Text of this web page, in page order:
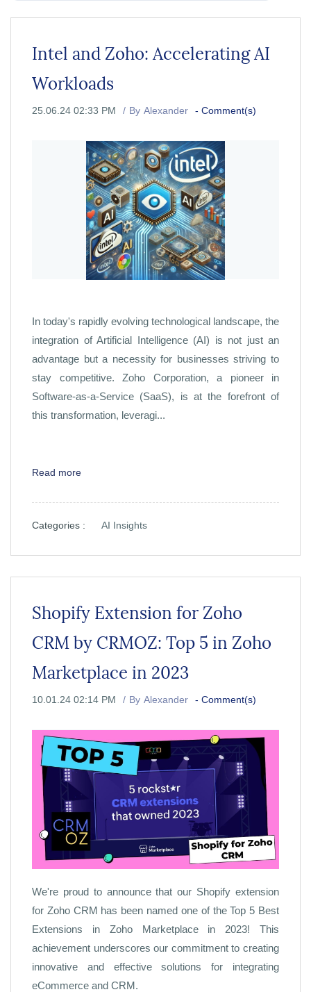
Intel and Zoho: Accelerating AI
Workloads
25.06.24 02:33 PM By Alexander - Comment(s)
In today's rapidly evolving technological landscape, the
integration of Artificial Intelligence (AI) is not just an
advantage but a necessity for businesses striving to
stay competitive. Zoho Corporation, a pioneer in
Software-as-a-Service (SaaS), is at the forefront of
this transformation, leveragi...
Read more
Categories : AI Insights
Shopify Extension for Zoho
CRM by CRMOZ: Top 5 in Zoho
Marketplace in 2023
10.01.24 02:14 PM By Alexander - Comment(s)
We're proud to announce that our Shopify extension
for Zoho CRM has been named one of the Top 5 Best
Extensions in Zoho Marketplace in 2023! This
achievement underscores our commitment to creating
innovative and effective solutions for integrating
eCommerce and CRM.